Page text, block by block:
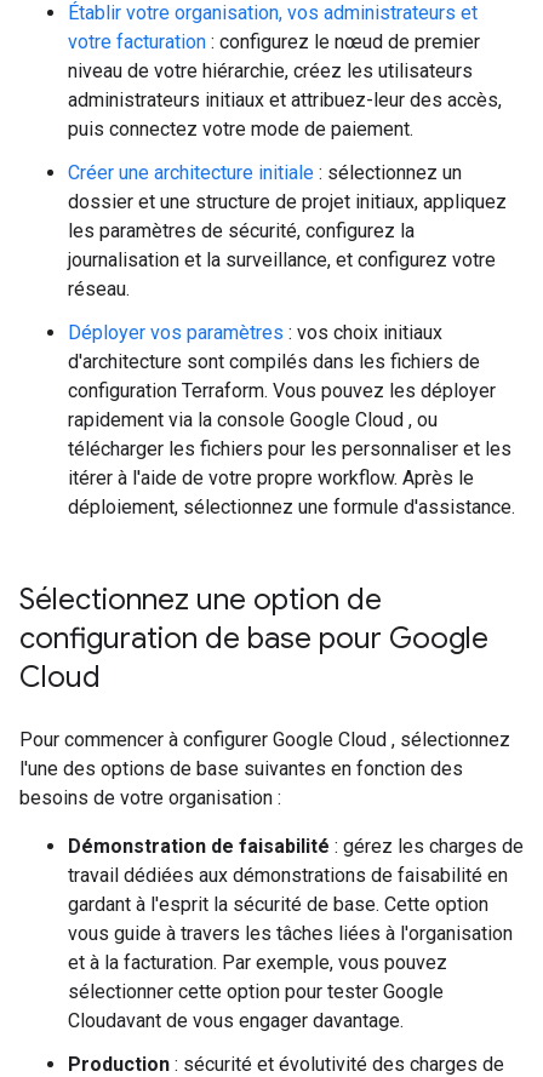
Établir votre organisation, vos administrateurs et
votre facturation : configurez le nœud de premier
niveau de votre hiérarchie, créez les utilisateurs
administrateurs initiaux et attribuez-leur des accès,
puis connectez votre mode de paiement.
Créer une architecture initiale : sélectionnez un
dossier et une structure de projet initiaux, appliquez
les paramètres de sécurité, configurez la
journalisation et la surveillance, et configurez votre
réseau.
Déployer vos paramètres : vos choix initiaux
d'architecture sont compilés dans les fichiers de
configuration Terraform. Vous pouvez les déployer
rapidement via la console Google Cloud , ou
télécharger les fichiers pour les personnaliser et les
itérer à l'aide de votre propre workflow. Après le
déploiement, sélectionnez une formule d'assistance.
Sélectionnez une option de
configuration de base pour Google
Cloud
Pour commencer à configurer Google Cloud , sélectionnez
l'une des options de base suivantes en fonction des
besoins de votre organisation :
Démonstration de faisabilité : gérez les charges de
travail dédiées aux démonstrations de faisabilité en
gardant à l'esprit la sécurité de base. Cette option
vous guide à travers les tâches liées à l'organisation
et à la facturation. Par exemple, vous pouvez
sélectionner cette option pour tester Google
Cloudavant de vous engager davantage.
Production : sécurité et évolutivité des charges de